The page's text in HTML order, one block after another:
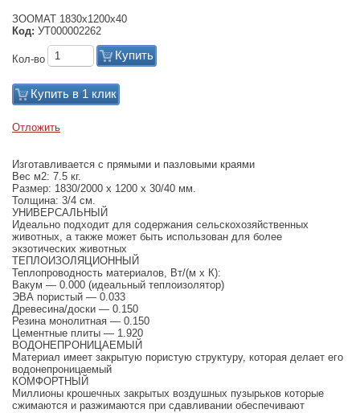
ЗООМАТ 1830х1200х40
Код: УТ000002262
Кол-во Купить
Купить в 1 клик
Отложить
Изготавливается с прямыми и пазловыми краями
Вес м2: 7.5 кг.
Размер: 1830/2000 x 1200 х 30/40 мм.
Толщина: 3/4 см.
УНИВЕРСАЛЬНЫЙ
Идеально подходит для содержания сельскохозяйственных
животных, а также может быть использован для более
экзотических животных
ТЕПЛОИЗОЛЯЦИОННЫЙ
Теплопроводность материалов, Вт/(м х К):
Вакум — 0.000 (идеальный теплоизолятор)
ЭВА пористый — 0.033
Древесина/доски — 0.150
Резина монолитная — 0.150
Цементные плиты — 1.920
ВОДОНЕПРОНИЦАЕМЫЙ
Материал имеет закрытую пористую структуру, которая делает его
водонепроницаемый
КОМФОРТНЫЙ
Миллионы крошечных закрытых воздушных пузырьков которые
сжимаются и разжимаются при сдавливании обеспечивают